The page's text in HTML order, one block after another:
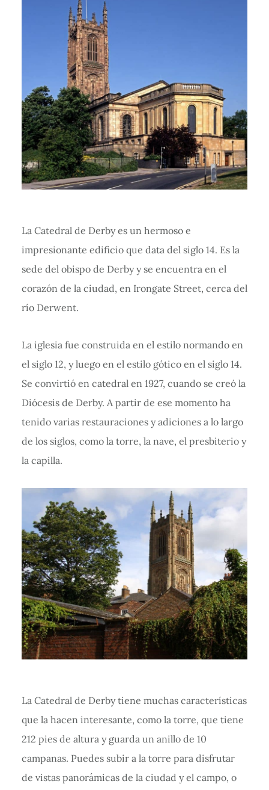
La Catedral de Derby es un hermoso e
impresionante edificio que data del siglo 14. Es la
sede del obispo de Derby y se encuentra en el
corazón de la ciudad, en Irongate Street, cerca del
río Derwent.
La iglesia fue construida en el estilo normando en
el siglo 12, y luego en el estilo gótico en el siglo 14.
Se convirtió en catedral en 1927, cuando se creó la
Diócesis de Derby. A partir de ese momento ha
tenido varias restauraciones y adiciones a lo largo
de los siglos, como la torre, la nave, el presbiterio y
la capilla.
La Catedral de Derby tiene muchas características
que la hacen interesante, como la torre, que tiene
212 pies de altura y guarda un anillo de 10
campanas. Puedes subir a la torre para disfrutar
de vistas panorámicas de la ciudad y el campo, o